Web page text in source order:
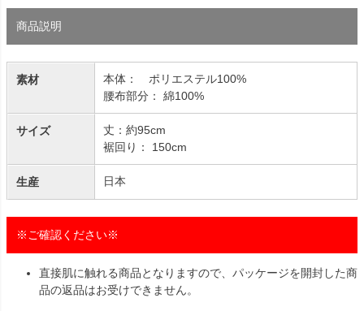
商品説明
素材
本体： ポリエステル100%
腰布部分： 綿100%
サイズ
丈：約95cm
裾回り： 150cm
生産 日本
※ご確認ください※
直接肌に触れる商品となりますので、パッケージを開封した商
品の返品はお受けできません。